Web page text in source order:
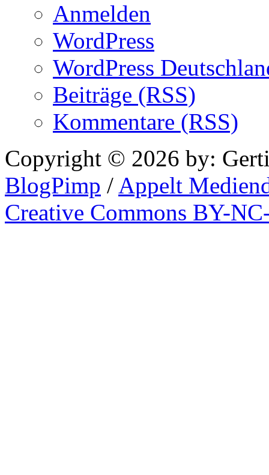
Anmelden
WordPress
WordPress
Beiträge (RSS)
Kommentare (RSS)
Copyright © 2026 by:
BlogPimp / Appelt
Creative Commons BY-